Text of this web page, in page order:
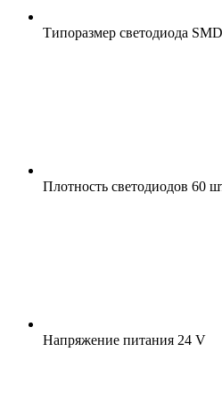
Типоразмер светодиода
Плотность светодиодов 60
Напряжение питания 24 V